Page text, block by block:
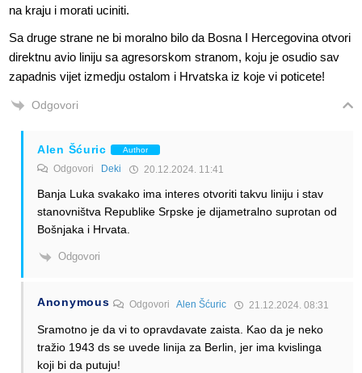
na kraju i morati uciniti.
Sa druge strane ne bi moralno bilo da Bosna I Hercegovina otvori
direktnu avio liniju sa agresorskom stranom, koju je osudio sav
zapadnis vijet izmedju ostalom i Hrvatska iz koje vi poticete!
Odgovori
Alen Šćuric Author
Odgovori Deki 20.12.2024. 11:41
Banja Luka svakako ima interes otvoriti takvu liniju i stav
stanovništva Republike Srpske je dijametralno suprotan od
Bošnjaka i Hrvata.
Odgovori
Anonymous OdgovoriAlen Šćuric 21.12.2024. 08:31
Sramotno je da vi to opravdavate zaista. Kao da je neko
tražio 1943 ds se uvede linija za Berlin, jer ima kvislinga
koji bi da putuju!